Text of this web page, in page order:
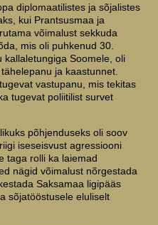
diplomaatilistes ja sõjalistes
kui Prantsusmaa ja
võimalust sekkuda
mis oli puhkenud 30.
kallaletungiga Soomele, oli
ja kaastunnet.
vastupanu, mis tekitas
tugevat poliitilist survet
põhjenduseks oli soov
iseseisvust agressiooni
taga rolli ka laiemad
nägid võimalust nõrgestada
Saksamaa ligipääs
sõjatööstusele eluliselt